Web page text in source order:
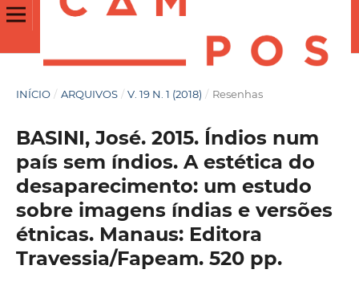
INÍCIO / ARQUIVOS / V. 19 N. 1 (2018) / Resenhas
BASINI, José. 2015. Índios num
país sem índios. A estética do
desaparecimento: um estudo
sobre imagens índias e versões
étnicas. Manaus: Editora
Travessia/Fapeam. 520 pp.